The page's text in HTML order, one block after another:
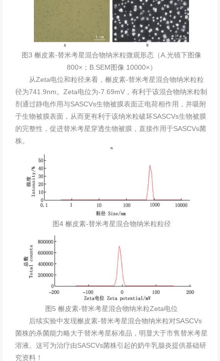
图3 槲皮素-替米考星混合物纳米粒微观形态（A.光镜下图像
800×；B.SEM图像 10000×）
从Zeta电位和粒径来看，槲皮素-替米考星混合物纳米粒粒
径为741.9nm。Zeta电位为-7.69mV，有利于该混合物纳米粒制
剂通过静电作用与SASCVs生物被膜表面正电荷相作用，并吸附
于生物被膜表面，从而更有利于该纳米粒破坏SASCVs生物被膜
的完整性，促进替米考星穿透生物被膜，直接作用于SASCVs菌
株。
图4 槲皮素-替米考星混合物纳米粒粒径
图5 槲皮素-替米考星混合物纳米粒Zeta电位
后续实验中发现槲皮素-替米考星混合物纳米粒对SASCVs
菌株的杀菌能力略大于替米考星标准品，明显大于市售替米考星
溶液。这可为治疗由SASCVs菌株引起的奶牛乳腺炎提供基础研
究资料！